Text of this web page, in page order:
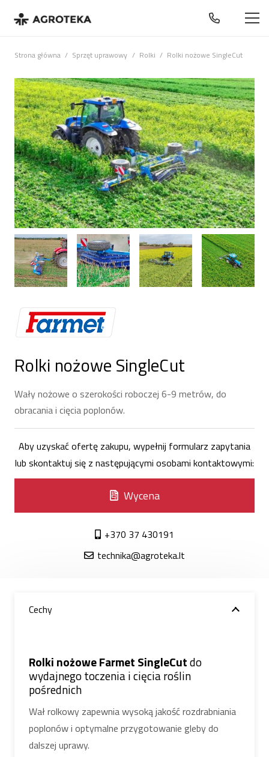
Strona główna / Sprzęt uprawowy / Rolki / Rolki nożowe SingleCut
Rolki nożowe SingleCut
Wały nożowe o szerokości roboczej 6-9 metrów, do
obracania i cięcia poplonów.
Aby uzyskać ofertę zakupu, wypełnij formularz zapytania
lub skontaktuj się z następującymi osobami kontaktowymi:
Wycena
+370 37 430191
technika@agroteka.lt
Cechy
Rolki nożowe Farmet SingleCutdo
wydajnego toczenia i cięcia roślin
pośrednich
Wał rolkowy zapewnia wysoką jakość rozdrabniania
poplonów i optymalne przygotowanie gleby do
dalszej uprawy.